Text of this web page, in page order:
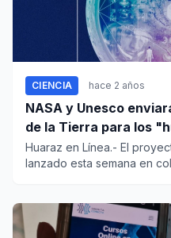
CIENCIA hace 2 años
NASA y Unesco
de la Tierra para los
Huaraz en Línea.- El
lanzado esta semana en